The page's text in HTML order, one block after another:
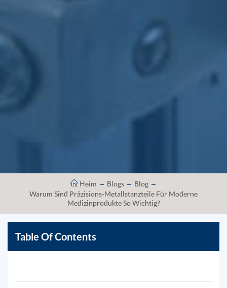
Heim Blogs
Blog
Warum Sind Präzisions-Metallstanzteile Für Moderne
Medizinprodukte So Wichtig?
Table Of Contents